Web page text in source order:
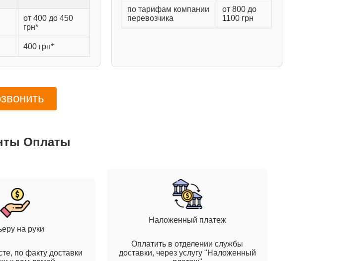
от 400 до 450
грн*
400 грн*
по тарифам компании
перевозчика
от 800 до
1100 грн
Оплаты
на руки
по факту доставки
Наложенный платеж
Оплатить в отделении службы
доставки, через услугу "Наложенный